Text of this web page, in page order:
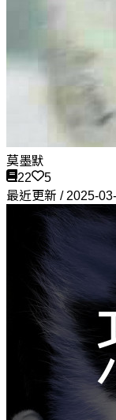
莫墨默
22
5
最近更新 / 2025-